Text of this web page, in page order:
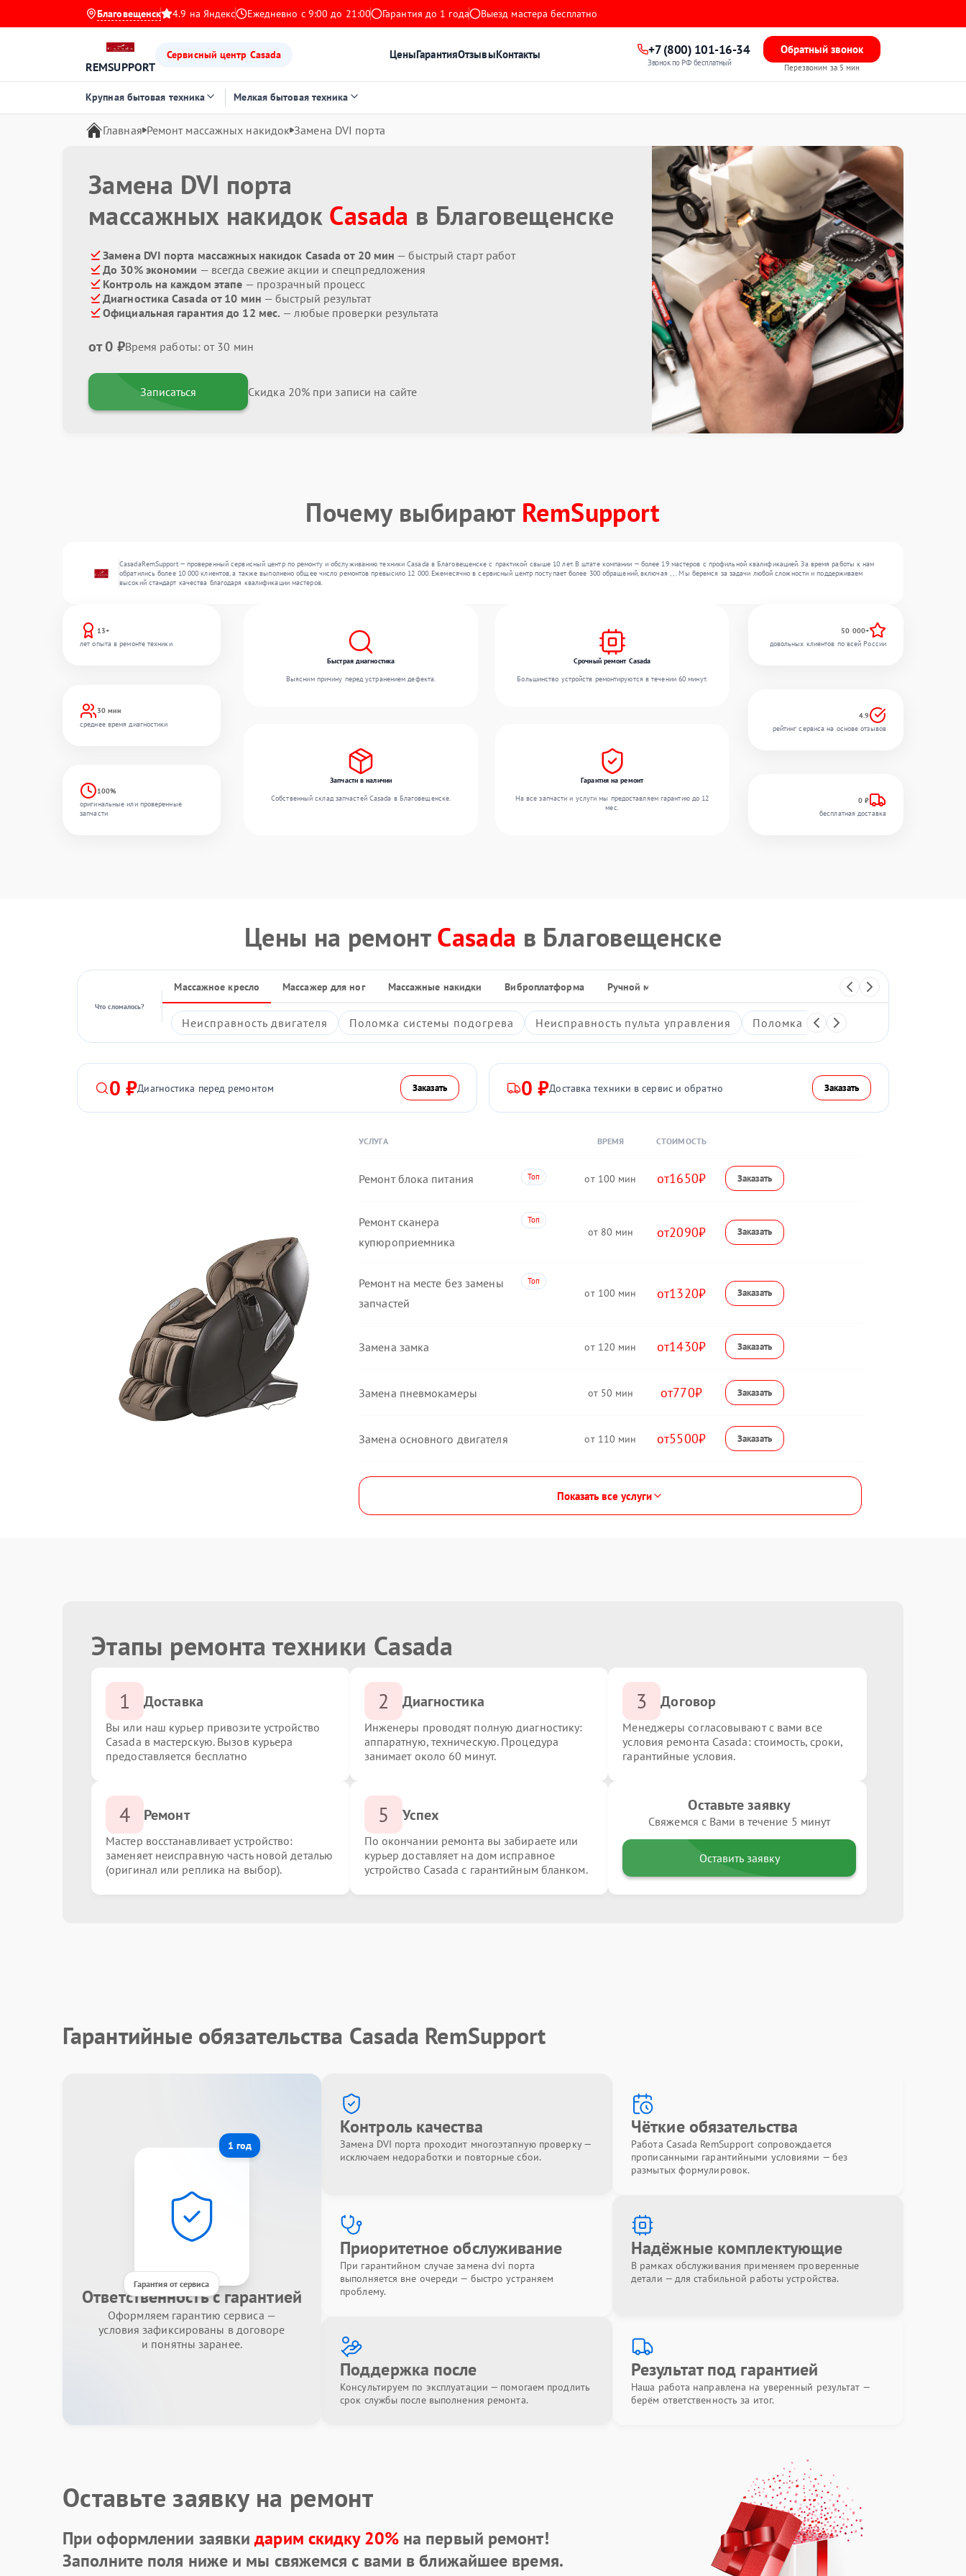
Благовещенск 4.9 на Яндекс Ежедневно с 9:00 до 21:00 Гарантия до 1 года Выезд мастера бесплатно
REMSUPPORT
Сервисный центр Casada ЦеныГарантияОтзывыКонтакты +7 (800) 101-16-34
Звонок по РФ бесплатный
Обратный звонок
Перезвоним за 5 мин
Крупная бытовая техника Мелкая бытовая техника
Главная Ремонт массажных накидок Замена DVI порта
Замена DVI порта
массажных накидок Casada в Благовещенске
Замена DVI порта массажных накидок Casada от 20 мин — быстрый старт работ
До 30% экономии — всегда свежие акции и спецпредложения
Контроль на каждом этапе — прозрачный процесс
Диагностика Casada от 10 мин — быстрый результат
Официальная гарантия до 12 мес. — любые проверки результата
от 0 ₽Время работы: от 30 мин
Записаться Скидка 20% при записи на сайте
Почему выбирают RemSupport
CasadaRemSupport — проверенный сервисный центр по ремонту и обслуживанию техники Casada в Благовещенске с практикой свыше 10 лет. В штате компании — более 19 мастеров с профильной квалификацией. За время работы к нам
обратились более 10 000 клиентов, а также выполнено общее число ремонтов превысило 12 000. Ежемесячно в сервисный центр поступает более 300 обращений, включая , , . Мы беремся за задачи любой сложности и поддерживаем
высокий стандарт качества благодаря квалификации мастеров.
13+
лет опыта в ремонте техники
30 мин
среднее время диагностики
100%
оригинальные или проверенные
запчасти
Быстрая диагностика
Выясним причину перед устранением дефекта.
Срочный ремонт Casada
Большинство устройств ремонтируются в течении 60 минут.
Запчасти в наличии
Собственный склад запчастей Casada в Благовещенске.
Гарантия на ремонт
На все запчасти и услуги мы предоставляем гарантию до 12
мес.
50 000+
довольных клиентов по всей России
4.9
рейтинг сервиса на основе отзывов
0 ₽
бесплатная доставка
Цены на ремонтCasada в Благовещенске
Что сломалось?
Массажное кресло Массажер для ног Массажные накидки Виброплатформа Ручной массажер
Неисправность двигателя Поломка системы подогрева Неисправность пульта управления Поломка системы воздушной
0 ₽Диагностика перед ремонтом Заказать 0 ₽Доставка техники в сервис и обратно Заказать
УСЛУГА ВРЕМЯ СТОИМОСТЬ
Ремонт блока питания 100 1650
Ремонт сканера
купюроприемника
80 2090
Ремонт на месте без замены
запчастей
100 1320
Замена замка 120 1430
Замена пневмокамеры 50 770
Замена основного двигателя 110 5500
Показать все услуги
Этапы ремонта техники Casada
1 Доставка
Вы или наш курьер привозите устройство
Casada в мастерскую. Вызов курьера
предоставляется бесплатно
2 Диагностика
Инженеры проводят полную диагностику:
аппаратную, техническую. Процедура
занимает около 60 минут.
3 Договор
Менеджеры согласовывают с вами все
условия ремонта Casada: стоимость, сроки,
гарантийные условия.
4 Ремонт
Мастер восстанавливает устройство:
заменяет неисправную часть новой деталью
(оригинал или реплика на выбор).
5 Успех
По окончании ремонта вы забираете или
курьер доставляет на дом исправное
устройство Casada с гарантийным бланком.
Оставьте заявку
Свяжемся с Вами в течение 5 минут
Оставить заявку
Гарантийные обязательства Casada RemSupport
1 год
Гарантия от сервиса
Ответственность с гарантией
Оформляем гарантию сервиса —
условия зафиксированы в договоре
и понятны заранее.
Контроль качества
Замена DVI порта проходит многоэтапную проверку —
исключаем недоработки и повторные сбои.
Чёткие обязательства
Работа Casada RemSupport сопровождается
прописанными гарантийными условиями — без
размытых формулировок.
Приоритетное обслуживание
При гарантийном случае замена dvi порта
выполняется вне очереди — быстро устраняем
проблему.
Надёжные комплектующие
В рамках обслуживания применяем проверенные
детали — для стабильной работы устройства.
Поддержка после
Консультируем по эксплуатации — помогаем продлить
срок службы после выполнения ремонта.
Результат под гарантией
Наша работа направлена на уверенный результат —
берём ответственность за итог.
Оставьте заявку на ремонт
При оформлении заявкидарим скидку 20%на первый ремонт!
Заполните поля ниже и мы свяжемся с вами в ближайшее время.